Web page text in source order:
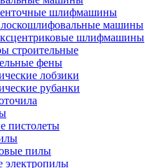
шлифмашины
машины
шлифмашины
строительные
фены
лобзики
рубанки
пистолеты
пилы
электропилы